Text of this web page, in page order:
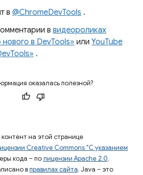
в @ChromeDevTools .
в видеороликах
нового в DevTools» или YouTube
.
оказалась полезной?
на этой странице
Creative Commons "С указанием
кода – полицензии Apache 2.0.
вправилах сайта. Java – это